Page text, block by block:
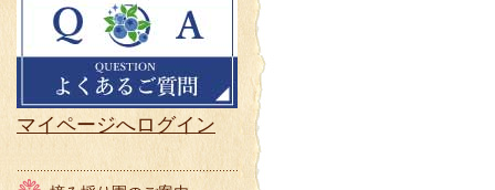
マイページへログイン